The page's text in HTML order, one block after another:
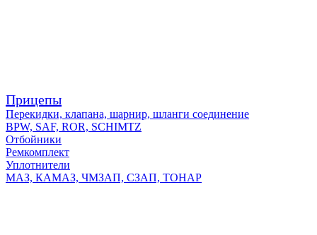
Прицепы
Перекидки, клапана, шарнир, шланги соединение
BPW, SAF, ROR, SCHIMTZ
Отбойники
Ремкомплект
Уплотнители
МАЗ, КАМАЗ, ЧМЗАП, СЗАП, ТОНАР